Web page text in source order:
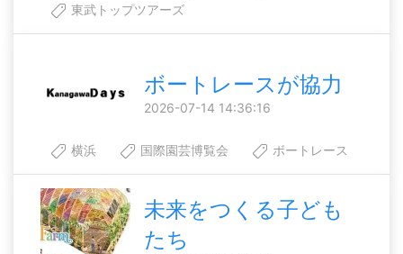
東武トップツアーズ
ボートレースが協力
2026-07-14 14:36:16
横浜 国際園芸博覧会 ボートレース
未来をつくる子ども
たち